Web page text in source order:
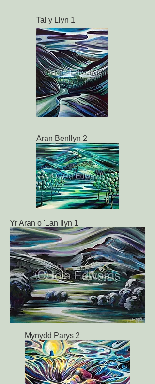
Mynydd Parys 2
Tal y Llyn 1
Aran Benllyn 2
Yr Aran o 'Lan llyn 1